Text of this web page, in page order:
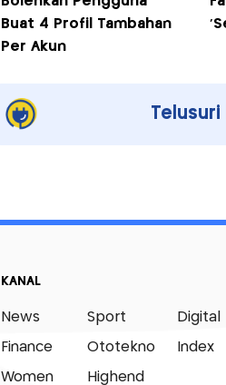
Buat 4 Profil Tambahan
Per Akun
KANAL
News
Finance
Women
Sport
Ototekno
Highend
Digital
Index